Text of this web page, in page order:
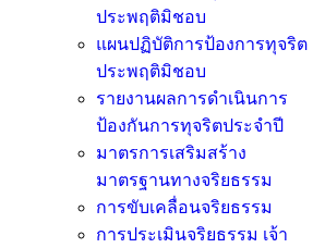
ประพฤติมิชอบ
แผนปฏิบัติการป้องการทุจริต
ประพฤติมิชอบ
รายงานผลการดำเนินการ
ป้องกันการทุจริตประจำปี
มาตรการเสริมสร้าง
มาตรฐานทางจริยธรรม
การขับเคลื่อนจริยธรรม
การประเมินจริยธรรม เจ้า